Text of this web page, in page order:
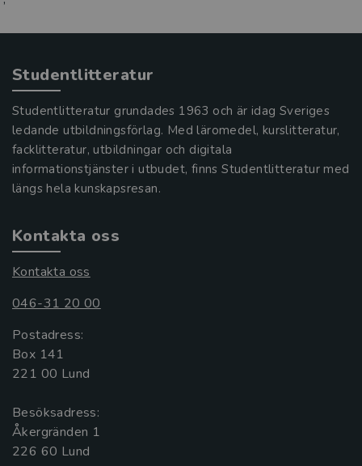
Studentlitteratur
Studentlitteratur grundades 1963 och är idag Sveriges
ledande utbildningsförlag. Med läromedel, kurslitteratur,
facklitteratur, utbildningar och digitala
informationstjänster i utbudet, finns Studentlitteratur med
längs hela kunskapsresan.
Kontakta oss
Kontakta oss
046-31 20 00
Postadress:
Box 141
221 00 Lund
Besöksadress:
Åkergränden 1